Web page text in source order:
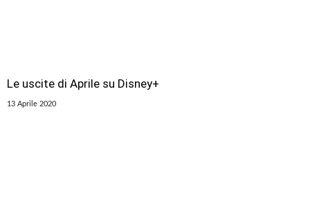
Le uscite di Aprile su Disney+
13 Aprile 2020